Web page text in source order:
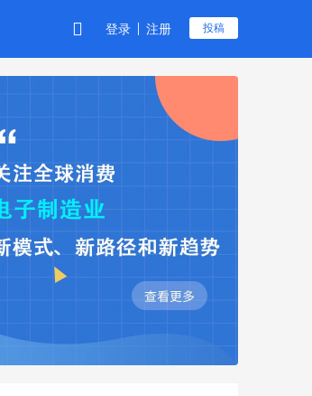
登录 注册 投稿
背后，中国企业如何